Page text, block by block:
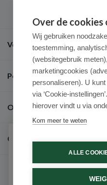
Veel gestelde vragen
Populaire merken
Over ons
Contact
Over de cookies
Wij gebruiken
toestemming,
(websitegebruik
marketingcookies
personaliseren). U
via ‘Cookie-
hierover vindt u via
Kom meer te weten
ALLE
Schrijf je in
Ontvang als eerste de